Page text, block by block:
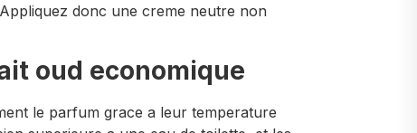
donc une creme neutre non
oud economique
le parfum grace a leur temperature